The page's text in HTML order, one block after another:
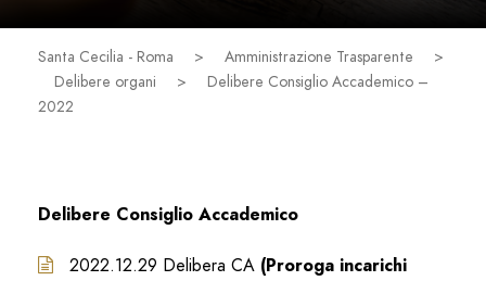
Santa Cecilia - Roma > Amministrazione Trasparente
>
Delibere organi
>
Delibere Consiglio Accademico –
2022
Delibere Consiglio Accademico
2022.12.29 Delibera CA (Proroga incarichi